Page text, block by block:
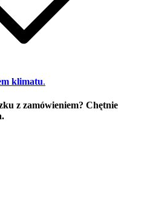
klimatu.
z zamówieniem? Chętnie